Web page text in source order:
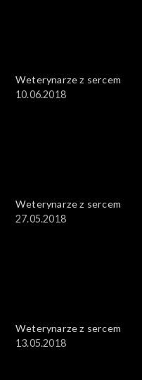
Weterynarze z sercem
10.06.2018
Weterynarze z sercem
27.05.2018
Weterynarze z sercem
13.05.2018